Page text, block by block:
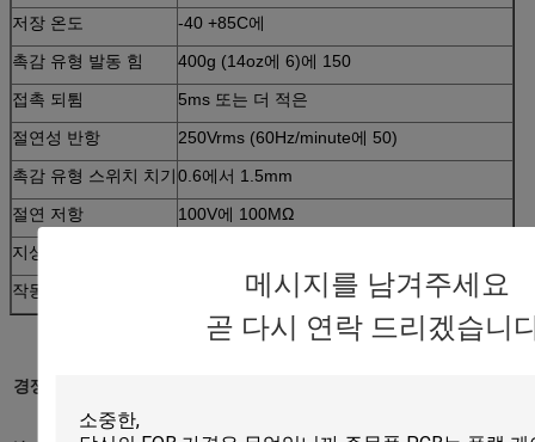
메시지를 남겨주세요
곧 다시 연락 드리겠습니
저장 온도
-40 +85C에
촉감 유형 발동 힘
400g (14oz에 6)에 150
접촉 되튐
5ms 또는 더 적은
절연성 반항
250Vrms (60Hz/minute에 50)
촉감 유형 스위치 치기0.6에서 1.5mm
절연 저항
100V에 100MΩ
지상 경도
작동 습도
240 시간 동안 95%RH에 90 (40C에)
경쟁 이점